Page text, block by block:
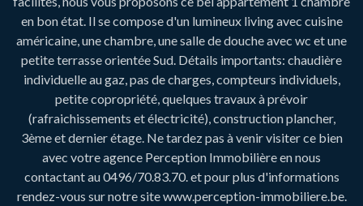
en bon état. Il se compose d'un lumineux living avec cuisine
américaine, une chambre, une salle de douche avec wc et une
petite terrasse orientée Sud. Détails importants: chaudière
individuelle au gaz, pas de charges, compteurs individuels,
petite copropriété, quelques travaux à prévoir
(rafraichissements et électricité), construction plancher,
3ème et dernier étage. Ne tardez pas à venir visiter ce bien
avec votre agence Perception Immobilière en nous
contactant au 0496/70.83.70. et pour plus d'informations
rendez-vous sur notre site www.perception-immobiliere.be.